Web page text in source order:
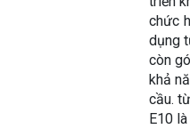
chức
dụng
còn
khả
cầu.
E10